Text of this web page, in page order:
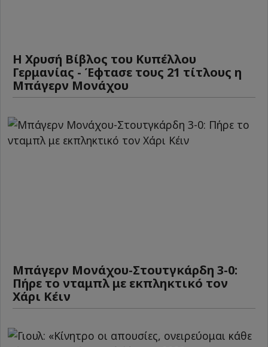
Η Χρυσή Βίβλος του Κυπέλλου
Γερμανίας - Έφτασε τους 21 τίτλους η
Μπάγερν Μονάχου
Μπάγερν Μονάχου-Στουτγκάρδη 3-0:
Πήρε το νταμπλ με εκπληκτικό τον
Χάρι Κέιν